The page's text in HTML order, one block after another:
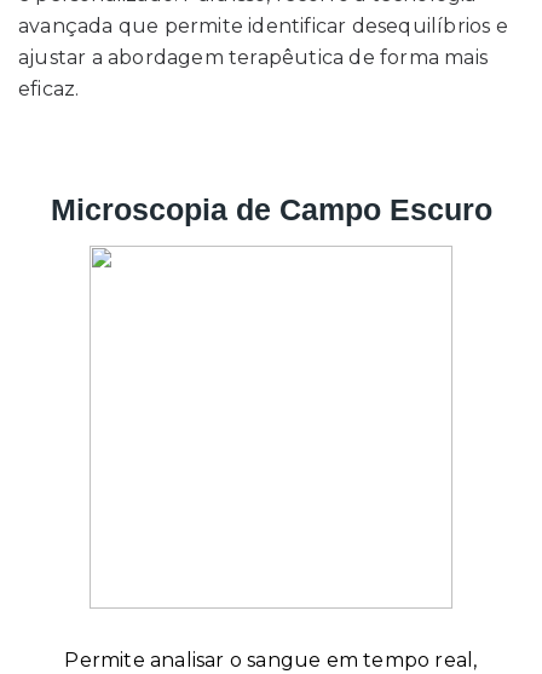
avançada que permite identificar desequilíbrios e
ajustar a abordagem terapêutica de forma mais
eficaz.
Microscopia de Campo Escuro
Permite analisar o sangue em tempo real,